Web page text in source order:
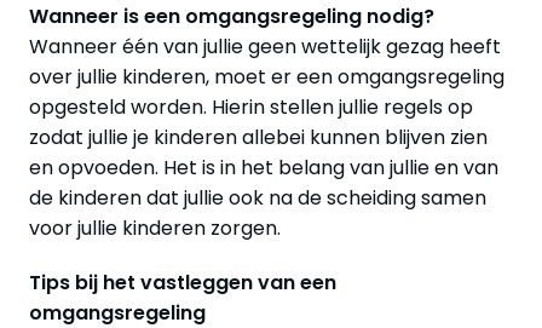
Wanneer is een omgangsregeling nodig?
Wanneer één van jullie geen wettelijk gezag heeft
over jullie kinderen, moet er een omgangsregeling
opgesteld worden. Hierin stellen jullie regels op
zodat jullie je kinderen allebei kunnen blijven zien
en opvoeden. Het is in het belang van jullie en van
de kinderen dat jullie ook na de scheiding samen
voor jullie kinderen zorgen.
Tips bij het vastleggen van een
omgangsregeling